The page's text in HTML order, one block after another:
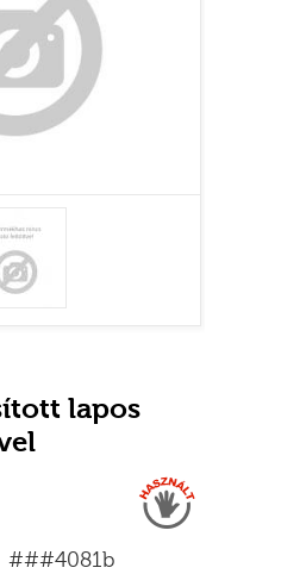
lapos
###4081b